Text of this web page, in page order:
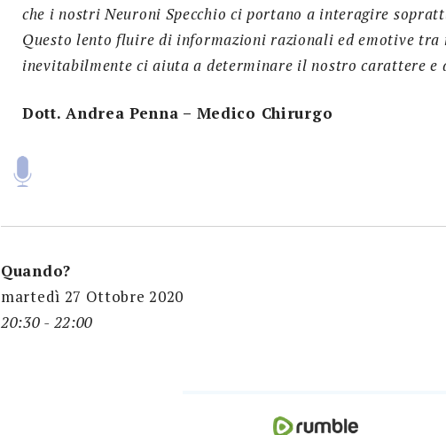
che i nostri Neuroni Specchio ci portano a interagire
Questo lento fluire di informazioni razionali ed emotive tra
inevitabilmente ci aiuta a determinare il nostro carattere e
Dott. Andrea Penna – Medico Chirurgo
Quando?
martedì 27 Ottobre 2020
20:30 - 22:00